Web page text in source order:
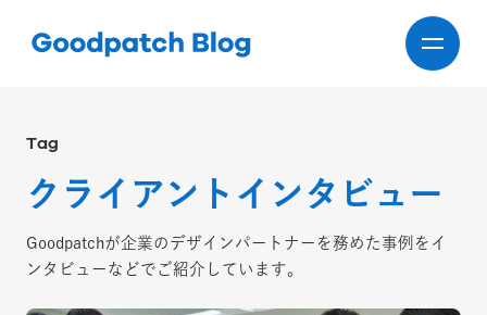
Tag
クライアントインタビュー
Goodpatchが企業のデザインパートナーを務めた事例をイ
ンタビューなどでご紹介しています。